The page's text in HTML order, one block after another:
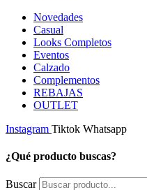
Novedades
Casual
Looks Completos
Eventos
Calzado
Complementos
REBAJAS
OUTLET
Instagram Tiktok Whatsapp
¿Qué producto buscas?
Buscar